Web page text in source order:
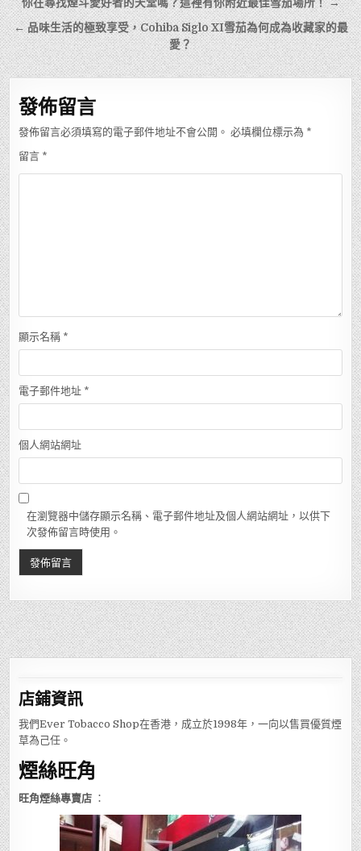
章
導
覽
你在尋找煙斗愛好者的天堂嗎？這裡有你附近最佳雪茄場所！ →
← 品味生活的極致享受，Cohiba Siglo XI雪茄為何成為收藏家的最
愛？
發佈留言
發佈留言必須填寫的電子郵件地址不會公開。 必填欄位標示為 *
留言 *
顯示名稱 *
電子郵件地址 *
個人網站網址
在瀏覽器中儲存顯示名稱、電子郵件地址及個人網站網址，以供下
次發佈留言時使用。
店鋪資訊
我們Ever Tobacco Shop在香港，成立於1998年，一向以售買優質煙
草為己任。
煙絲旺角
旺角煙絲專賣店 ：